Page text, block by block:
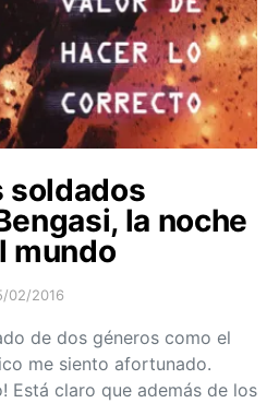
soldados
la noche
mundo
02/2016
de dos géneros como el
me siento afortunado.
Está claro que además de los